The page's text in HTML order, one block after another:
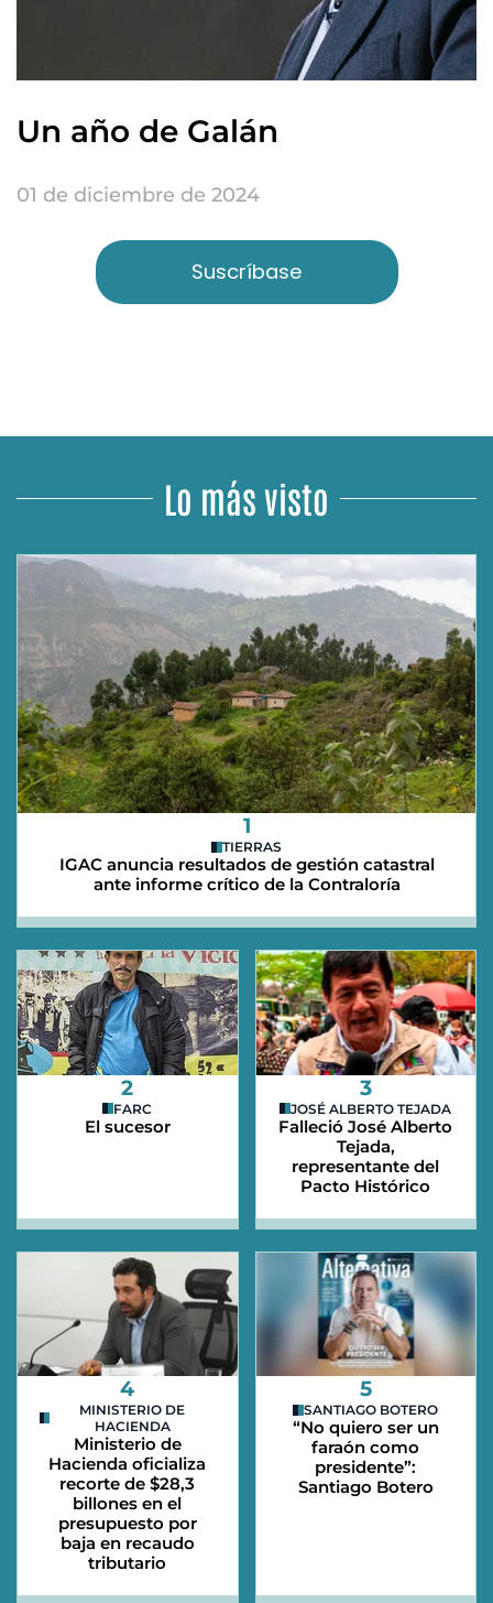
Un año de Galán
01 de diciembre de 2024
Suscríbase
Lo más visto
1
TIERRAS
IGAC anuncia resultados de gestión catastral
ante informe crítico de la Contraloría
2
FARC
El sucesor
3
JOSÉ ALBERTO TEJADA
Falleció José Alberto
Tejada,
representante del
Pacto Histórico
4
MINISTERIO DE
HACIENDA
Ministerio de
Hacienda oficializa
recorte de $28,3
billones en el
presupuesto por
baja en recaudo
tributario
5
SANTIAGO BOTERO
“No quiero ser un
faraón como
presidente”:
Santiago Botero